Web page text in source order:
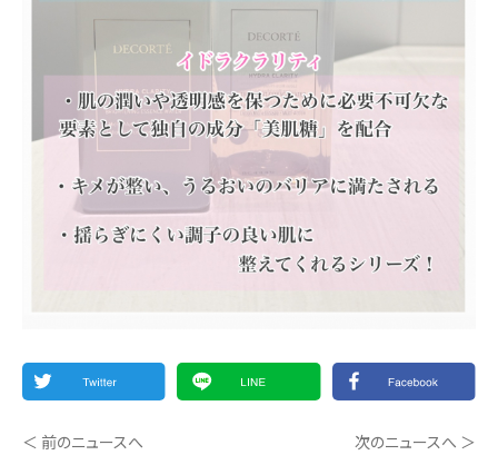
＜ 前のニュースへ 次のニュースへ ＞